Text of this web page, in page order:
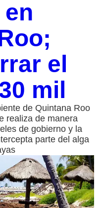
el
mil
de Quintana Roo
realiza de manera
de gobierno y la
parte del alga